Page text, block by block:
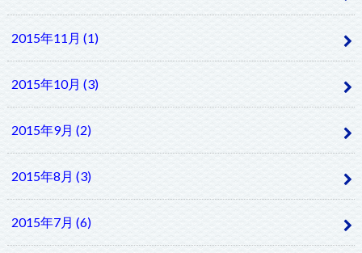
2015年11月 (1)
2015年10月 (3)
2015年9月 (2)
2015年8月 (3)
2015年7月 (6)